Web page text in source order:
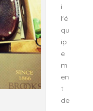
i
l'é
qu
ip
e
m
en
t
de